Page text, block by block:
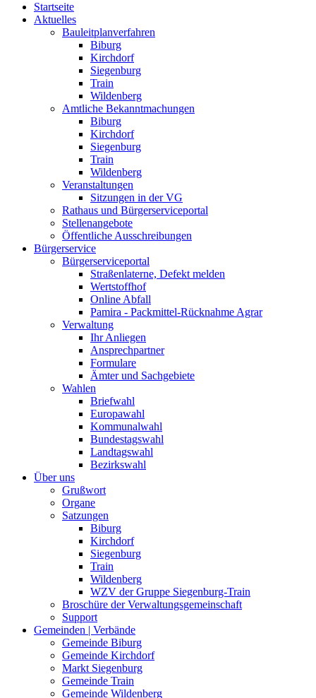
Startseite
Aktuelles
Bauleitplanverfahren
Biburg
Kirchdorf
Siegenburg
Train
Wildenberg
Amtliche Bekanntmachungen
Biburg
Kirchdorf
Siegenburg
Train
Wildenberg
Veranstaltungen
Sitzungen in der VG
Rathaus und Bürgerserviceportal
Stellenangebote
Öffentliche Ausschreibungen
Bürgerservice
Bürgerserviceportal
Straßenlaterne, Defekt melden
Wertstoffhof
Online Abfall
Pamira - Packmittel-Rücknahme Agrar
Verwaltung
Ihr Anliegen
Ansprechpartner
Formulare
Ämter und Sachgebiete
Wahlen
Briefwahl
Europawahl
Kommunalwahl
Bundestagswahl
Landtagswahl
Bezirkswahl
Über uns
Grußwort
Organe
Satzungen
Biburg
Kirchdorf
Siegenburg
Train
Wildenberg
WZV der Gruppe Siegenburg-Train
Broschüre der Verwaltungsgemeinschaft
Support
Gemeinden | Verbände
Gemeinde Biburg
Gemeinde Kirchdorf
Markt Siegenburg
Gemeinde Train
Gemeinde Wildenberg